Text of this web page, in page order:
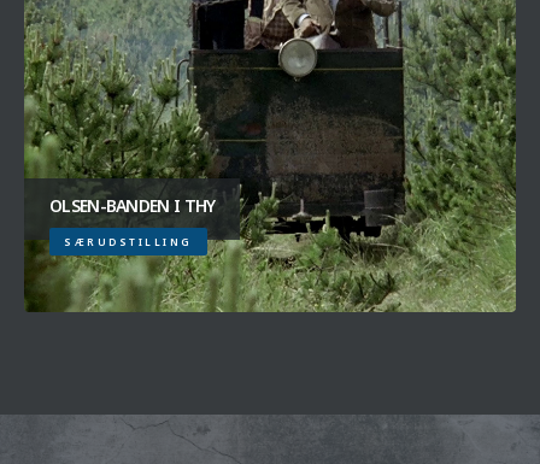
OLSEN-BANDEN I THY
SÆRUDSTILLING